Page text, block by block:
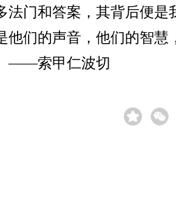
法门和答案，其背后便是
他们的声音，他们的智慧
——索甲仁波切